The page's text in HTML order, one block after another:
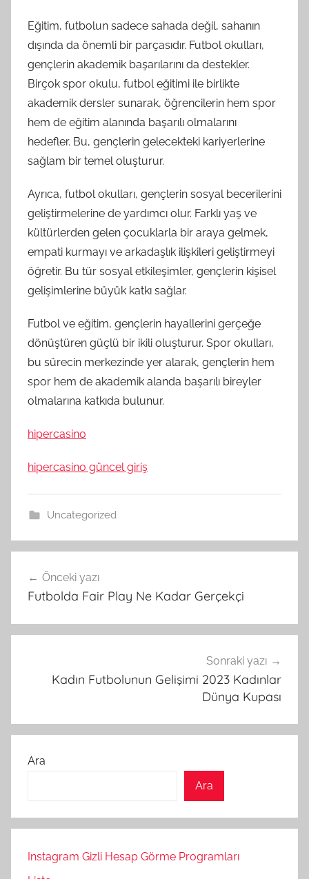
Eğitim, futbolun sadece sahada değil, sahanın
dışında da önemli bir parçasıdır. Futbol okulları,
gençlerin akademik başarılarını da destekler.
Birçok spor okulu, futbol eğitimi ile birlikte
akademik dersler sunarak, öğrencilerin hem spor
hem de eğitim alanında başarılı olmalarını
hedefler. Bu, gençlerin gelecekteki kariyerlerine
sağlam bir temel oluşturur.
Ayrıca, futbol okulları, gençlerin sosyal becerilerini
geliştirmelerine de yardımcı olur. Farklı yaş ve
kültürlerden gelen çocuklarla bir araya gelmek,
empati kurmayı ve arkadaşlık ilişkileri geliştirmeyi
öğretir. Bu tür sosyal etkileşimler, gençlerin kişisel
gelişimlerine büyük katkı sağlar.
Futbol ve eğitim, gençlerin hayallerini gerçeğe
dönüştüren güçlü bir ikili oluşturur. Spor okulları,
bu sürecin merkezinde yer alarak, gençlerin hem
spor hem de akademik alanda başarılı bireyler
olmalarına katkıda bulunur.
hipercasino
hipercasino güncel giriş
Uncategorized
gezinmesi
Önceki yazı
Futbolda Fair Play Ne Kadar Gerçekçi
Sonraki yazı
Kadın Futbolunun Gelişimi 2023 Kadınlar
Dünya Kupası
Ara
Ara
Instagram Gizli Hesap Görme Programları